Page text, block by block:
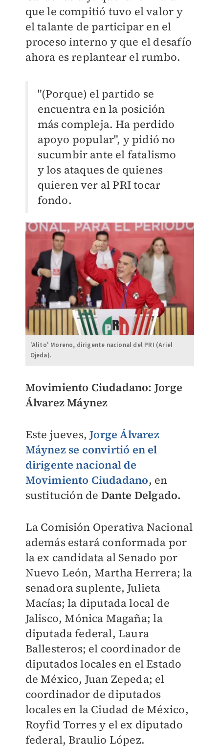
que le compitió tuvo el valor y
el talante de participar en el
proceso interno y que el desafío
ahora es replantear el rumbo.
"(Porque) el partido se
encuentra en la posición
más compleja. Ha perdido
apoyo popular", y pidió no
sucumbir ante el fatalismo
y los ataques de quienes
quieren ver al PRI tocar
fondo.
'Alito' Moreno, dirigente nacional del PRI (Ariel
Ojeda).
​Movimiento Ciudadano: Jorge
Álvarez Máynez
Este jueves,Jorge Álvarez
Máynezse convirtió en el
dirigente nacional de
Movimiento Ciudadano, en
sustitución de Dante Delgado.
La Comisión Operativa Nacional
además estará conformada por
la ex candidata al Senado por
Nuevo León, Martha Herrera; la
senadora suplente, Julieta
Macías; la diputada local de
Jalisco, Mónica Magaña; la
diputada federal, Laura
Ballesteros; el coordinador de
diputados locales en el Estado
de México, Juan Zepeda; el
coordinador de diputados
locales en la Ciudad de México,
Royfid Torres y el ex diputado
federal, Braulio López.